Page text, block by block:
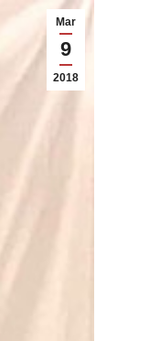
Mar
9
2018